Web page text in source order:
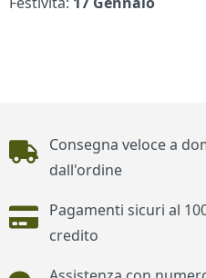
Piè di pagina
Consegna veloce a
dall'ordine
Pagamenti sicuri al
credito